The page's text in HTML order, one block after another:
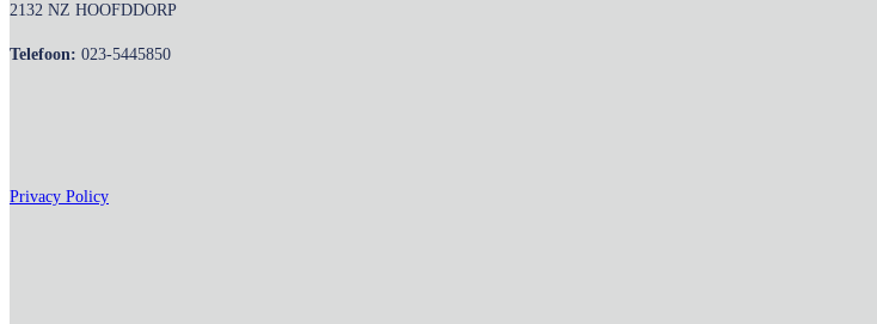
2132 NZ HOOFDDORP
Telefoon: 023-5445850
Privacy Policy